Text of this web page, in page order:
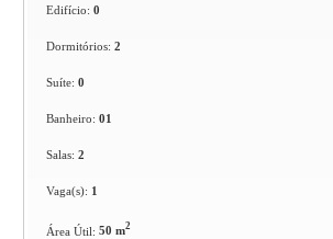
Edifício:0
Dormitórios:2
Suíte:0
Banheiro:01
Salas:2
Vaga(s): 1
Área Útil:50 m2